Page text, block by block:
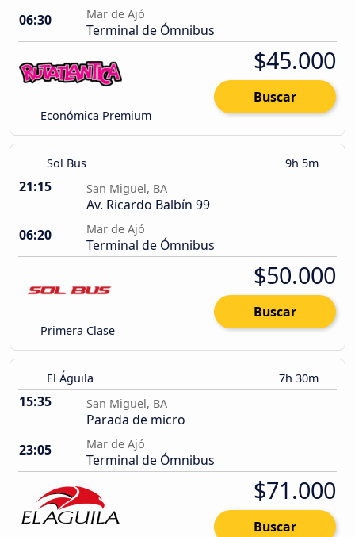
06:30
Mar de Ajó
Terminal de Ómnibus
Económica Premium
$45.000
Buscar
Sol Bus 9h 5m
21:15 San Miguel, BA
Av. Ricardo Balbín 99
06:20
Mar de Ajó
Terminal de Ómnibus
Primera Clase
$50.000
Buscar
El Águila 7h 30m
15:35 San Miguel, BA
Parada de micro
23:05
Mar de Ajó
Terminal de Ómnibus
$71.000
Buscar